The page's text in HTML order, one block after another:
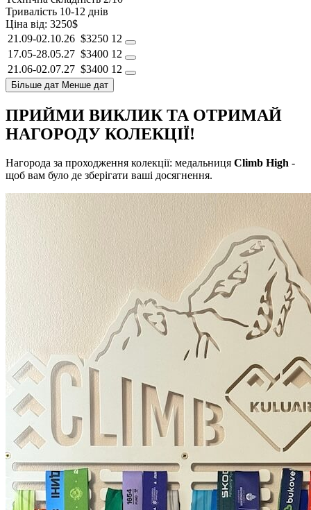
Тривалість 10-12 днів
Ціна від: 3250$
21.09-02.10.26 $3250 12
17.05-28.05.27 $3400 12
21.06-02.07.27 $3400 12
Більше дат Менше дат
ПРИЙМИ ВИКЛИК ТА ОТРИМАЙ
НАГОРОДУ КОЛЕКЦІЇ!
Нагорода за проходження колекції: медальниця Climb High -
щоб вам було де зберігати ваші досягнення.